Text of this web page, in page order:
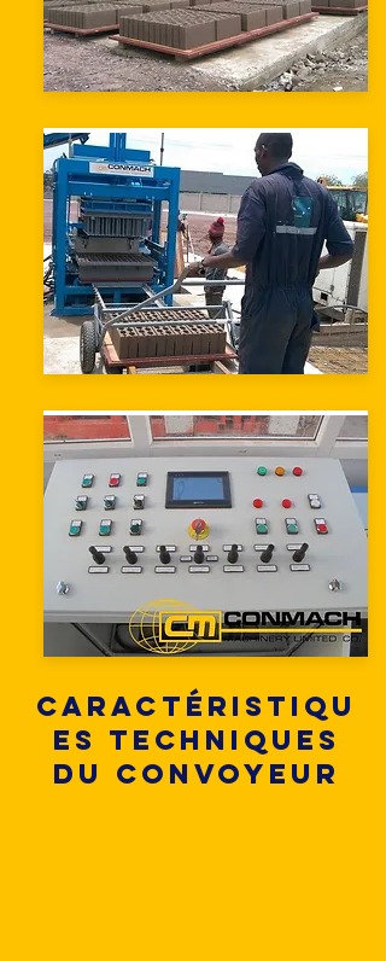
Caractéristiqu
es techniques
du convoyeur